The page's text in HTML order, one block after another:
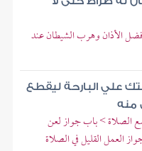
الأذان وهرب الشيطان عند
علي البارحة ليقطع
منه
> باب جواز لعن
العمل القليل في الصلاة